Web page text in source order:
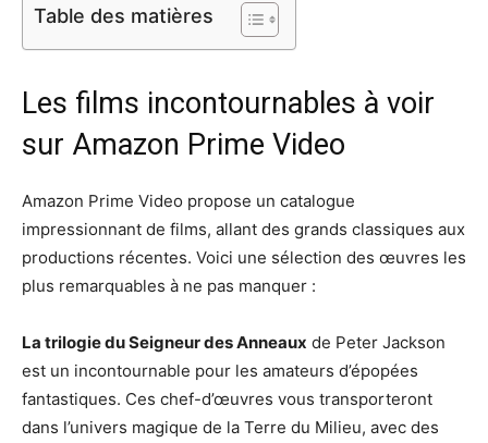
Table des matières
Les films incontournables à voir
sur Amazon Prime Video
Amazon Prime Video propose un catalogue
impressionnant de films, allant des grands classiques aux
productions récentes. Voici une sélection des œuvres les
plus remarquables à ne pas manquer :
La trilogie du Seigneur des Anneaux de Peter Jackson
est un incontournable pour les amateurs d’épopées
fantastiques. Ces chef-d’œuvres vous transporteront
dans l’univers magique de la Terre du Milieu, avec des